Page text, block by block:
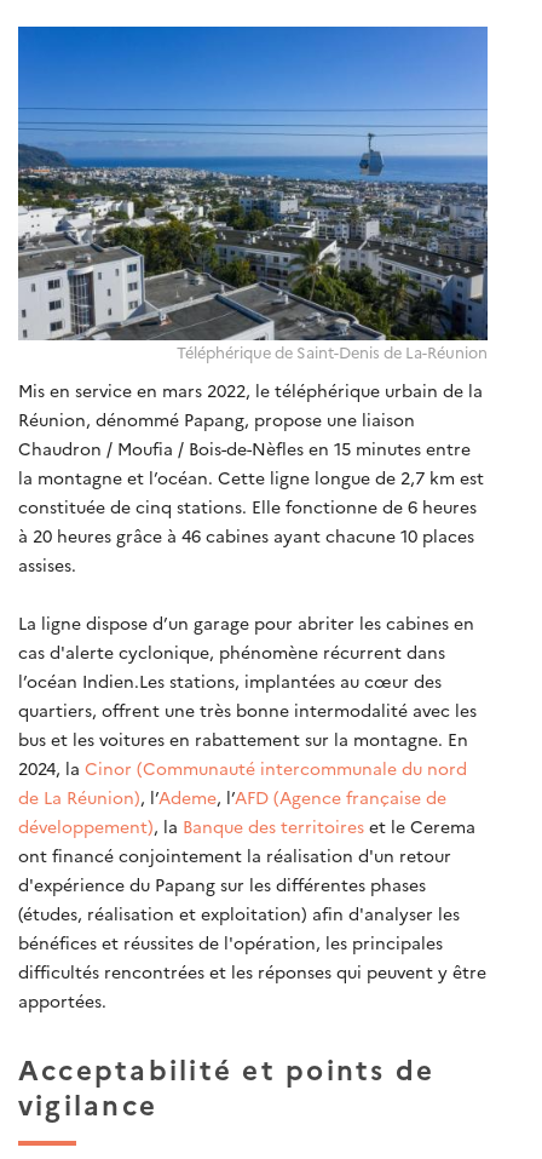
Téléphérique de Saint-Denis de La-Réunion
Mis en service en mars 2022, le téléphérique urbain de la
Réunion, dénommé Papang, propose une liaison
Chaudron / Moufia / Bois-de-Nèfles en 15 minutes entre
la montagne et l’océan. Cette ligne longue de 2,7 km est
constituée de cinq stations. Elle fonctionne de 6 heures
à 20 heures grâce à 46 cabines ayant chacune 10 places
assises.
La ligne dispose d’un garage pour abriter les cabines en
cas d'alerte cyclonique, phénomène récurrent dans
l’océan Indien.Les stations, implantées au cœur des
quartiers, offrent une très bonne intermodalité avec les
bus et les voitures en rabattement sur la montagne. En
2024, la Cinor (Communauté intercommunale du nord
de La Réunion), l’Ademe, l’AFD (Agence française de
développement), la Banque des territoires et le Cerema
ont financé conjointement la réalisation d'un retour
d'expérience du Papang sur les différentes phases
(études, réalisation et exploitation) afin d'analyser les
bénéfices et réussites de l'opération, les principales
difficultés rencontrées et les réponses qui peuvent y être
apportées.
Acceptabilité et points de
vigilance